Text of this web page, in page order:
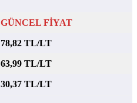
GÜNCEL FİYAT
78,82 TL/LT
63,99 TL/LT
30,37 TL/LT